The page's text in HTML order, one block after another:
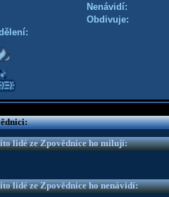
Nenávidí:
Obdivuje:
lidé ze Zpovědnice ho milují:
lidé ze Zpovědnice ho nenávidí: